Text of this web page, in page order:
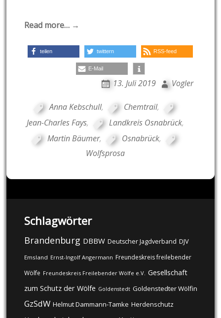
Read more… →
teilen twittern RSS-feed
E-Mail
13. Juli 2019 Vogler
Anna Kebschull, Chemtrail,
Jean-Charles Fays, Landkreis Osnabrück,
Martin Bäumer, Osnabrück,
Wolfsprosa
Schlagwörter
Brandenburg DBBW Deutscher Jagdverband DJV
Emsland Ernst-Ingolf Angermann Freundeskreis freilebender
Wölfe Freundeskreis Freilebender Wölfe e.V. Gesellschaft
zum Schutz der Wölfe Goldenstedt Goldenstedter Wölfin
GzSdW Helmut Dammann-Tamke Herdenschutz